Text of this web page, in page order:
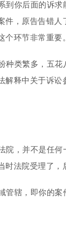
你后面的诉
，原告告错
环节非常重要。
类繁多，五
释中关于诉
，并不是任
法院受理了，
辖，即你的案